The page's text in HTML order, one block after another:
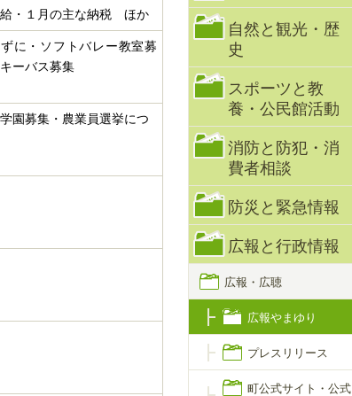
給・１月の主な納税 ほか
に・ソフトバレー教室募
ーバス募集
園募集・農業員選挙につ
自然と観光・歴
史
スポーツと教
養・公民館活動
消防と防犯・消
費者相談
防災と緊急情報
広報と行政情報
広報・広聴
広報やまゆり
プレスリリース
町公式サイト・公式